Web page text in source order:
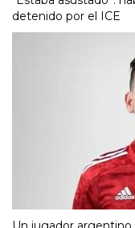
detenido por el ICE